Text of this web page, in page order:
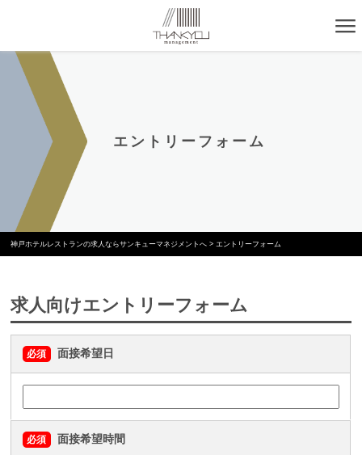
エントリーフォーム
神戸ホテルレストランの求人ならサンキューマネジメントへ > エントリーフォーム
求人向けエントリーフォーム
必須 面接希望日
必須 面接希望時間